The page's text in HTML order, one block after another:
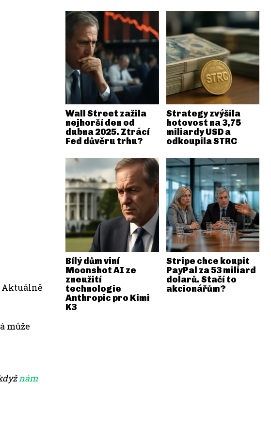
Aktuálně
může
nám
Wall Street zažila
nejhorší den od
dubna 2025. Ztrácí
Fed důvěru trhu?
Strategy zvýšila
hotovost na 3,75
miliardy USD a
odkoupila STRC
Bílý dům viní
Moonshot AI ze
zneužití
technologie
Anthropic pro Kimi
K3
Stripe chce koupit
PayPal za 53 miliard
dolarů. Stačí to
akcionářům?